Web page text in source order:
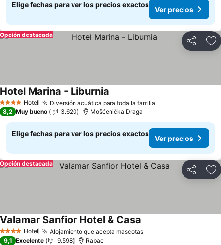
Elige fechas para ver los precios exactos
Ver precios
Compartir
Opción destacada
4 EstrellasHotel Diversión acuática para toda la familia
Hotel Marina - Liburnia
8,2 Muy bueno 3.620 Mošćenička Draga
Elige fechas para ver los precios exactos
Ver precios
Compartir
Opción destacada
4 EstrellasHotel Alojamiento que acepta mascotas
Valamar Sanfior Hotel & Casa
9,1 Excelente 9.598 Rabac